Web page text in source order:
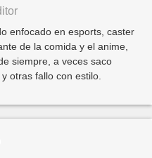
enfocado en esports, caster
de la comida y el anime,
siempre, a veces saco
otras fallo con estilo.